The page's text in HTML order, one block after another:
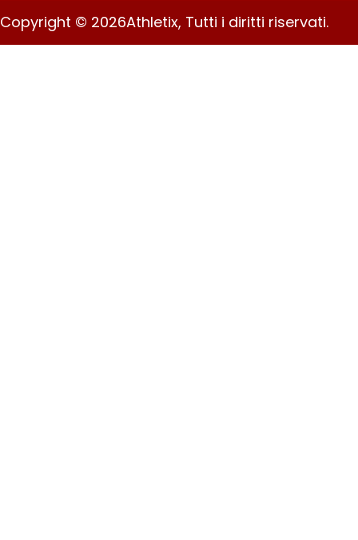
Copyright © 2026Athletix, Tutti i diritti riservati.